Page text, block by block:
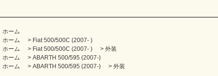
ホーム
ホーム
> Fiat 500/500C (2007- )
ホーム
> Fiat 500/500C (2007- ) > 外装
ホーム
> ABARTH 500/595 (2007-)
ホーム
> ABARTH 500/595 (2007-) > 外装